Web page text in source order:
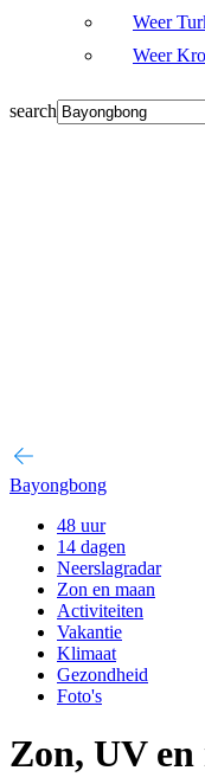
Weer
Weer
search
Bayongbong
48 uur
14 dagen
Neerslagradar
Zon en maan
Activiteiten
Vakantie
Klimaat
Gezondheid
Foto's
Zon, UV en